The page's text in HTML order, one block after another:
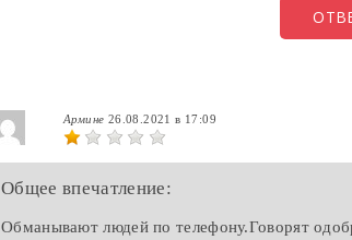
Армине 26.08.2021 в 17:09
Общее впечатление:
Обманывают людей по телефону.Говорят